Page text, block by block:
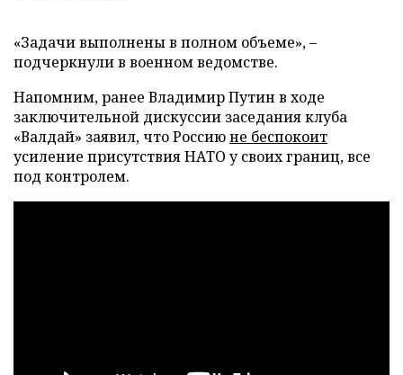
«Задачи выполнены в полном объеме», –
подчеркнули в военном ведомстве.
Напомним, ранее Владимир Путин в ходе
заключительной дискуссии заседания клуба
«Валдай» заявил, что Россиюне беспокоит
усиление присутствия НАТО у своих границ, все
под контролем.